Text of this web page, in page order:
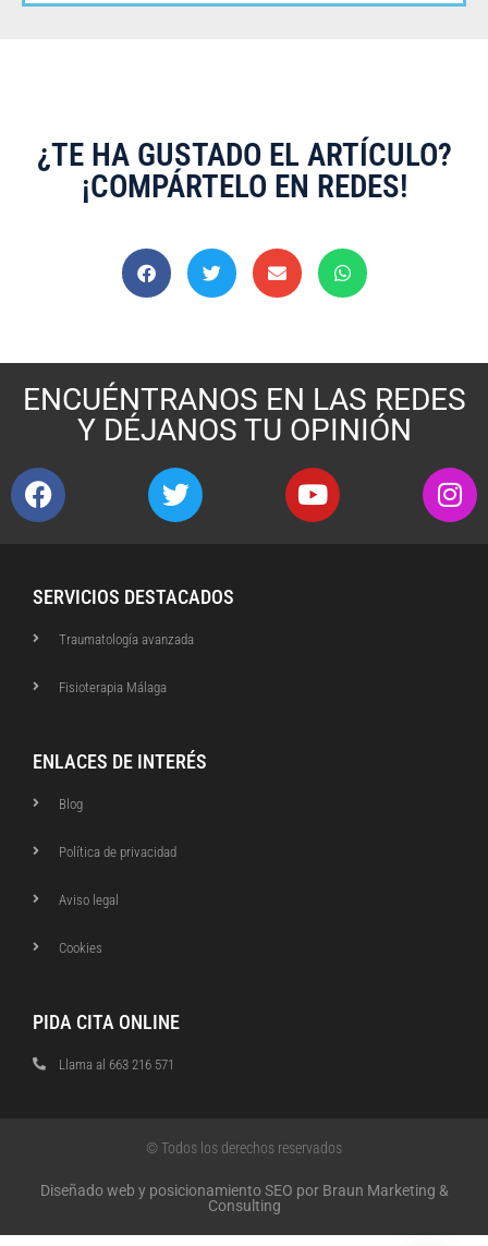
¿TE HA GUSTADO EL ARTÍCULO?
¡COMPÁRTELO EN REDES!
ENCUÉNTRANOS EN LAS REDES
Y DÉJANOS TU OPINIÓN
SERVICIOS DESTACADOS
Traumatología avanzada
Fisioterapia Málaga
ENLACES DE INTERÉS
Blog
Política de privacidad
Aviso legal
Cookies
PIDA CITA ONLINE
Llama al 663 216 571
© Todos los derechos reservados
Diseñado web y posicionamiento SEO por Braun Marketing &
Consulting